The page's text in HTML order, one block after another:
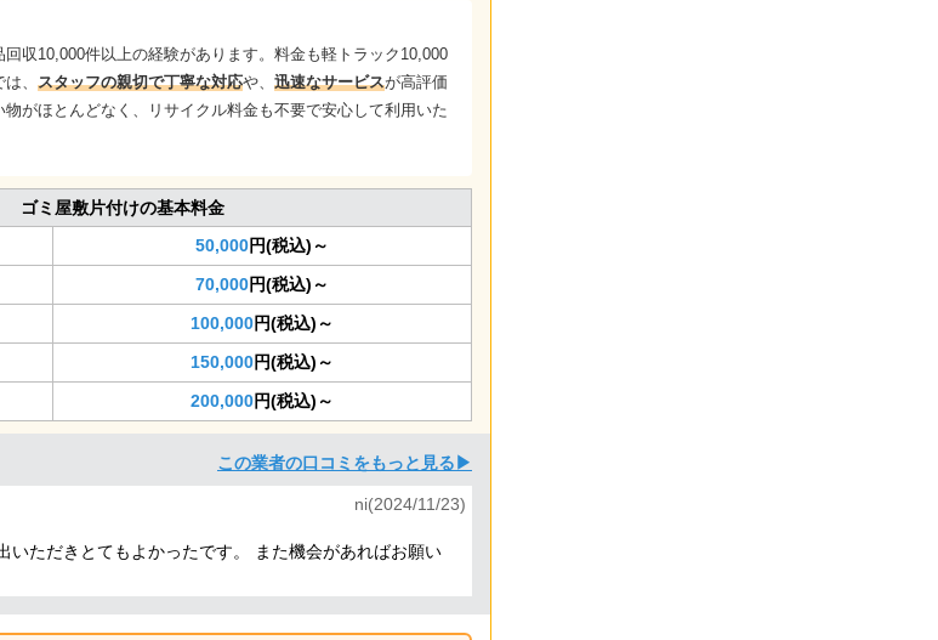
回収10,000件以上の経験があります。料金も軽トラック10,000
は、スタッフの親切で丁寧な対応や、迅速なサービスが高評価
がほとんどなく、リサイクル料金も不要で安心して利用いた
ゴミ屋敷片付けの基本料金
50,000円(税込)～
70,000円(税込)～
100,000円(税込)～
150,000円(税込)～
200,000円(税込)～
この業者の口コミをもっと見る▶
ni(2024/11/23)
いただきとてもよかったです。 また機会があればお願い